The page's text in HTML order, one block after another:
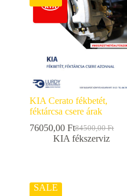
KIA Cerato fékbetét,
féktárcsa csere árak
84500,00Ft
76050,00 Ft
KIA fékszerviz
SALE